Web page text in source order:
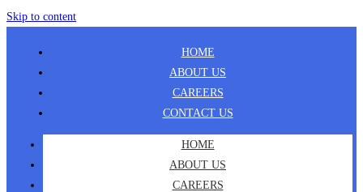
Skip to content
HOME
ABOUT US
CAREERS
CONTACT US
HOME
ABOUT US
CAREERS